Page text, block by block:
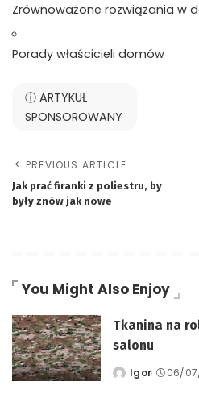
Zrównoważone rozwiązania w
Porady właścicieli domów
ⓘ ARTYKUŁ
SPONSOROWANY
PREVIOUS ARTICLE
Jak prać firanki z poliestru, by
były znów jak nowe
You Might Also Enjoy
Tkanina na
salonu
Posted
Igor 06/